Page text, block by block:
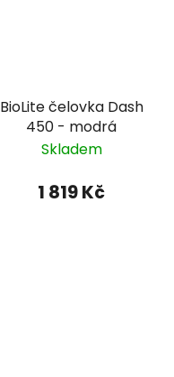
BioLite čelovka Dash
450 - modrá
Skladem
1 819 Kč